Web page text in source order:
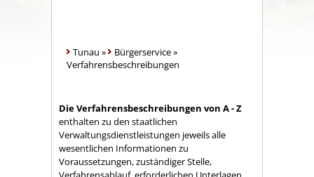
Tunau » Bürgerservice»
Verfahrensbeschreibungen
Die Verfahrensbeschreibungen von A - Z
enthalten zu den staatlichen
Verwaltungsdienstleistungen jeweils alle
wesentlichen Informationen zu
Voraussetzungen, zuständiger Stelle,